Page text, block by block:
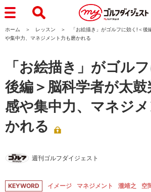
ホーム レッスン
「お絵描き」がゴルフに効く!＜
や集中力、マネジメント力も磨かれる
「お絵描き」がゴル
後編＞脳科学者が太
感や集中力、マネジ
かれる
週刊ゴルフダイジェスト
KEYWORD イメージ マネジメント 瀧靖之 空